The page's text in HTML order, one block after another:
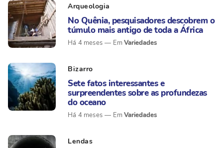
Arqueologia
No Quênia, pesquisadores descobrem o
túmulo mais antigo de toda a África
Há 4 meses Variedades
Bizarro
Sete fatos interessantes e
surpreendentes sobre as profundezas
do oceano
Há 4 meses Variedades
Lendas